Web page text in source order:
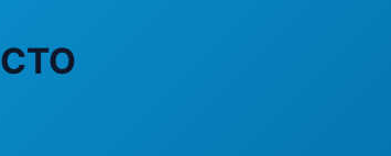
СТО